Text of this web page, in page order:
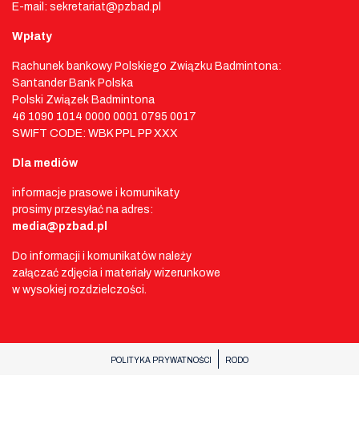
E-mail: sekretariat@pzbad.pl
Wpłaty
Rachunek bankowy Polskiego Związku Badmintona:
Santander Bank Polska
Polski Związek Badmintona
46 1090 1014 0000 0001 0795 0017
SWIFT CODE: WBK PPL PP XXX
Dla mediów
informacje prasowe i komunikaty
prosimy przesyłać na adres:
media@pzbad.pl
Do informacji i komunikatów należy
załączać zdjęcia i materiały wizerunkowe
w wysokiej rozdzielczości.
POLITYKA PRYWATNOŚCI RODO